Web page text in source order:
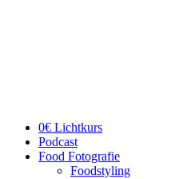
0€ Lichtkurs
Podcast
Food Fotografie
Foodstyling